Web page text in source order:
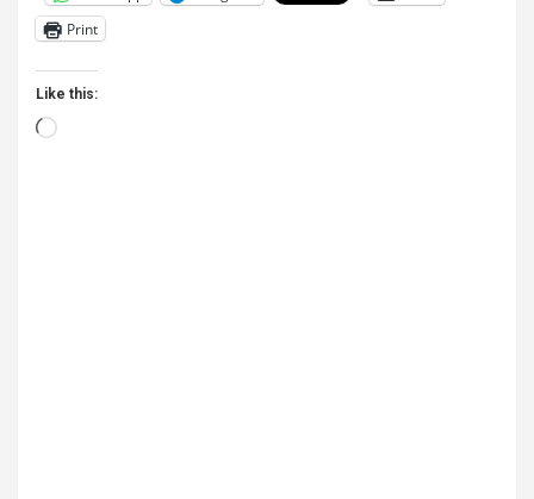
Print
Like this:
Loading…